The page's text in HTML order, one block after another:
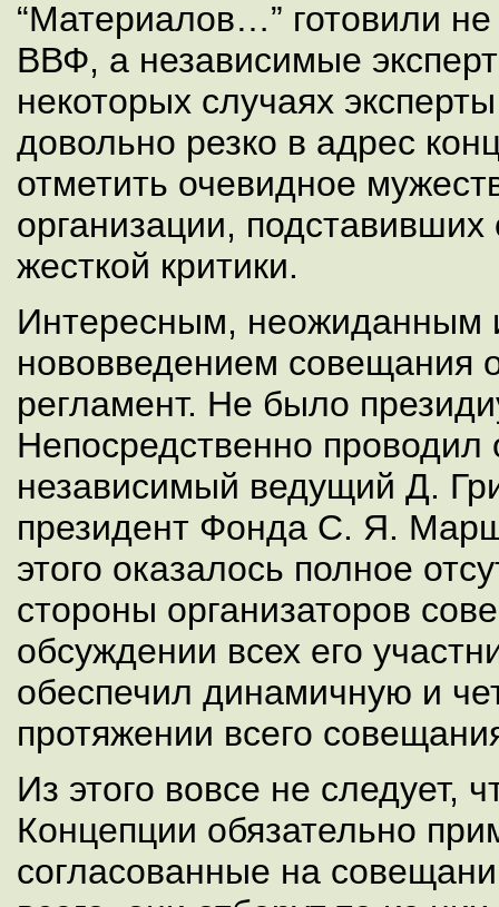
“Материалов…” готовили
ВВФ, а независимые
некоторых случаях
довольно резко в адрес
отметить очевидное
организации, подставивших
жесткой критики.
Интересным, неожиданным
нововведением совещания
регламент. Не было
Непосредственно проводил
независимый ведущий Д.
президент Фонда С. Я.
этого оказалось полное
стороны организаторов
обсуждении всех его
обеспечил динамичную и
протяжении всего
Из этого вовсе не следует,
Концепции обязательно
согласованные на